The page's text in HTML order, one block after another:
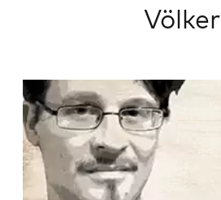
Völker